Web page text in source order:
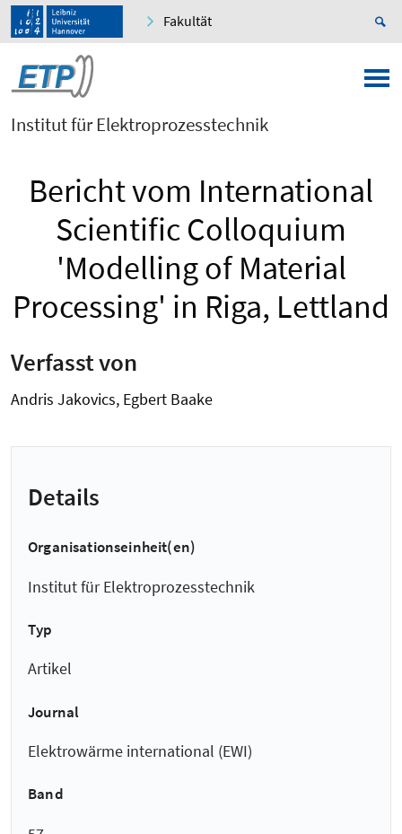
Fakultät
Institut für Elektroprozesstechnik
Bericht vom International
Scientific Colloquium
'Modelling of Material
Processing' in Riga, Lettland
Verfasst von
Andris Jakovics, Egbert Baake
Details
Organisationseinheit(en)
Institut für Elektroprozesstechnik
Typ
Artikel
Journal
Elektrowärme international (EWI)
Band